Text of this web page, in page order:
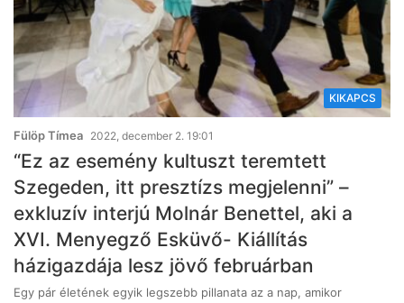
KIKAPCS
Fülöp Tímea 2022, december 2. 19:01
“Ez az esemény kultuszt teremtett
Szegeden, itt presztízs megjelenni” –
exkluzív interjú Molnár Benettel, aki a
XVI. Menyegző Esküvő- Kiállítás
házigazdája lesz jövő februárban
Egy pár életének egyik legszebb pillanata az a nap, amikor